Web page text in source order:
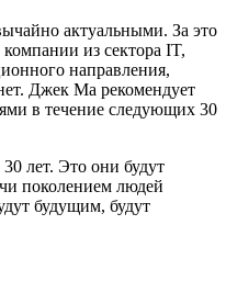
актуальными. За это
из сектора IT,
направления,
Джек Ма рекомендует
в течение следующих 30
лет. Это они будут
поколением людей
будущим, будут